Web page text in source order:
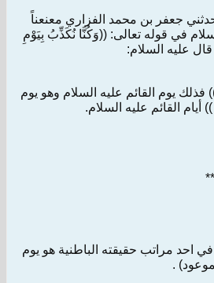
جعفر بن محمد الفزاري معنعناً
في قوله تعالى: ((وَكُنَّا نُكَذِّبُ بِيَوْمِ
قال عليه السلام:
فذلك يوم القائم عليه السلام وهو يوم
)) أيام القائم عليه السلام.
في احد مراتب حقيقته الباطنية هو يوم
.